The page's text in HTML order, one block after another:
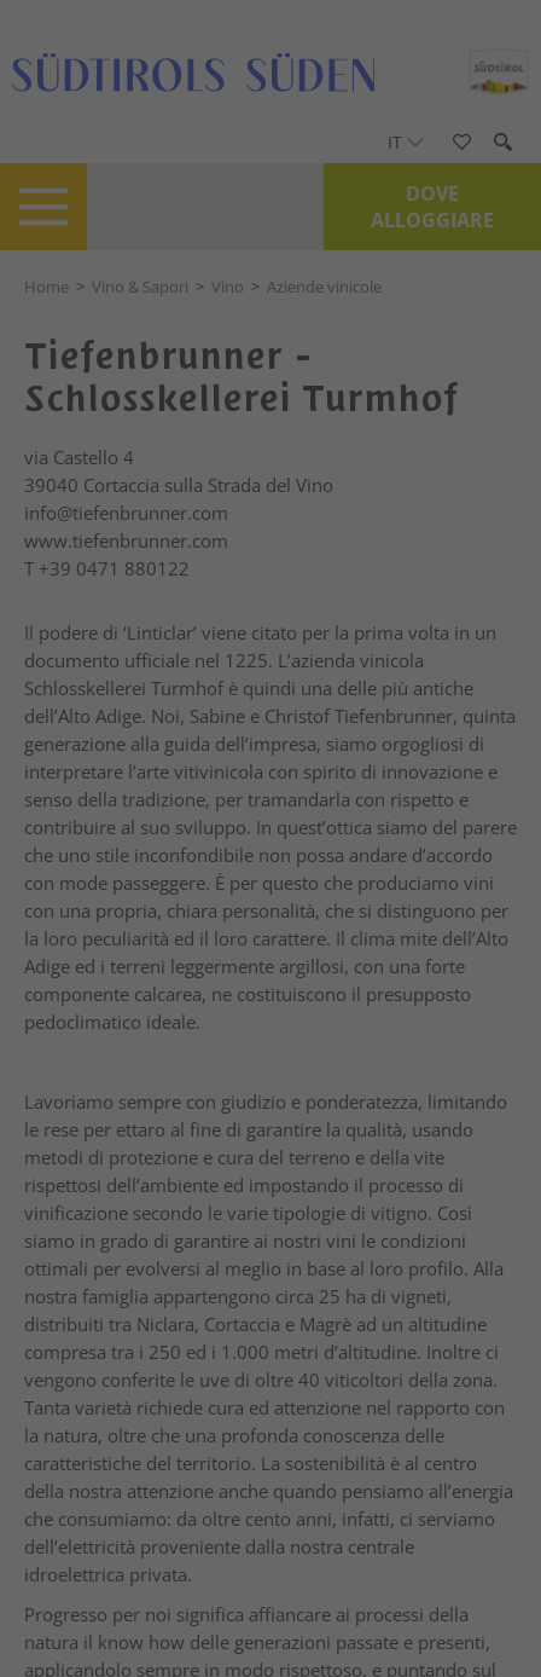
IT
DOVE
ALLOGGIARE
Home > Vino & Sapori > Vino > Aziende vinicole
Tiefenbrunner -
Schlosskellerei Turmhof
via Castello 4
39040 Cortaccia sulla Strada del Vino
info@tiefenbrunner.com
www.tiefenbrunner.com
T +39 0471 880122
Il podere di ‘Linticlar’ viene citato per la prima volta in un
documento ufficiale nel 1225. L’azienda vinicola
Schlosskellerei Turmhof è quindi una delle più antiche
dell’Alto Adige. Noi, Sabine e Christof Tiefenbrunner, quinta
generazione alla guida dell’impresa, siamo orgogliosi di
interpretare l’arte vitivinicola con spirito di innovazione e
senso della tradizione, per tramandarla con rispetto e
contribuire al suo sviluppo. In quest’ottica siamo del parere
che uno stile inconfondibile non possa andare d’accordo
con mode passeggere. È per questo che produciamo vini
con una propria, chiara personalità, che si distinguono per
la loro peculiarità ed il loro carattere. Il clima mite dell’Alto
Adige ed i terreni leggermente argillosi, con una forte
componente calcarea, ne costituiscono il presupposto
pedoclimatico ideale.
Lavoriamo sempre con giudizio e ponderatezza, limitando
le rese per ettaro al fine di garantire la qualità, usando
metodi di protezione e cura del terreno e della vite
rispettosi dell’ambiente ed impostando il processo di
vinificazione secondo le varie tipologie di vitigno. Così
siamo in grado di garantire ai nostri vini le condizioni
ottimali per evolversi al meglio in base al loro profilo. Alla
nostra famiglia appartengono circa 25 ha di vigneti,
distribuiti tra Niclara, Cortaccia e Magrè ad un altitudine
compresa tra i 250 ed i 1.000 metri d’altitudine. Inoltre ci
vengono conferite le uve di oltre 40 viticoltori della zona.
Tanta varietà richiede cura ed attenzione nel rapporto con
la natura, oltre che una profonda conoscenza delle
caratteristiche del territorio. La sostenibilità è al centro
della nostra attenzione anche quando pensiamo all’energia
che consumiamo: da oltre cento anni, infatti, ci serviamo
dell’elettricità proveniente dalla nostra centrale
idroelettrica privata.
Progresso per noi significa affiancare ai processi della
natura il know how delle generazioni passate e presenti,
applicandolo sempre in modo rispettoso, e puntando sul